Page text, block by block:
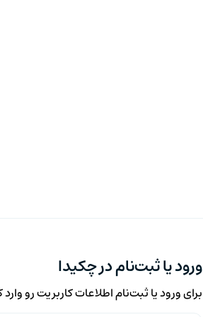
ورود یا ثبت‌نام در چکیدا
برای ورود یا ثبت‌نام اطلاعات کاربریت رو